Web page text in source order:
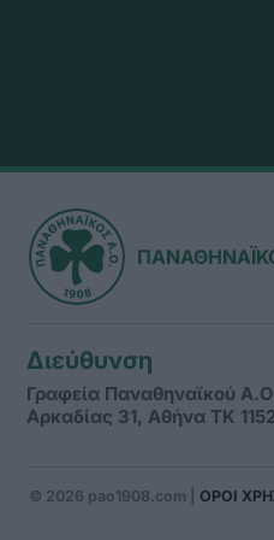
Διεύθυνση
Γραφεία Παναθηναϊκού
Αρκαδίας 31, Αθήνα ΤΚ
© 2026 pao1908.com | ΟΡΟΙ